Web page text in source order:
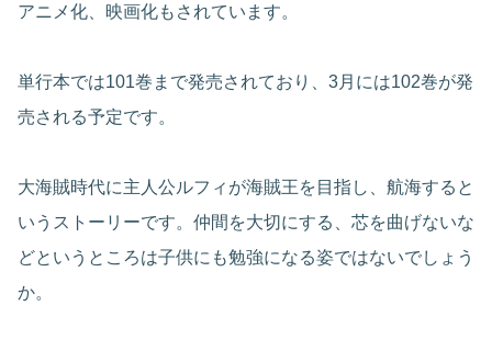
アニメ化、映画化もされています。
単行本では101巻まで発売されており、3月には102巻が発
売される予定です。
大海賊時代に主人公ルフィが海賊王を目指し、航海すると
いうストーリーです。仲間を大切にする、芯を曲げないな
どというところは子供にも勉強になる姿ではないでしょう
か。